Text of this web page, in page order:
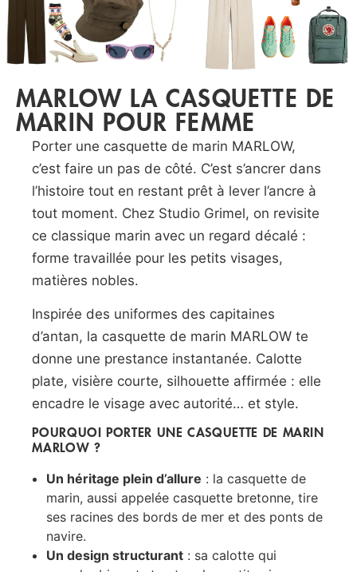
MARLOW LA CASQUETTE DE
MARIN POUR FEMME
Porter une casquette de marin MARLOW,
c’est faire un pas de côté. C’est s’ancrer dans
l’histoire tout en restant prêt à lever l’ancre à
tout moment. Chez Studio Grimel, on revisite
ce classique marin avec un regard décalé :
forme travaillée pour les petits visages,
matières nobles.
Inspirée des uniformes des capitaines
d’antan, la casquette de marin MARLOW te
donne une prestance instantanée. Calotte
plate, visière courte, silhouette affirmée : elle
encadre le visage avec autorité… et style.
POURQUOI PORTER UNE CASQUETTE DE MARIN
MARLOW ?
Un héritage plein d’allure : la casquette de
marin, aussi appelée casquette bretonne, tire
ses racines des bords de mer et des ponts de
navire.
Un design structurant : sa calotte qui